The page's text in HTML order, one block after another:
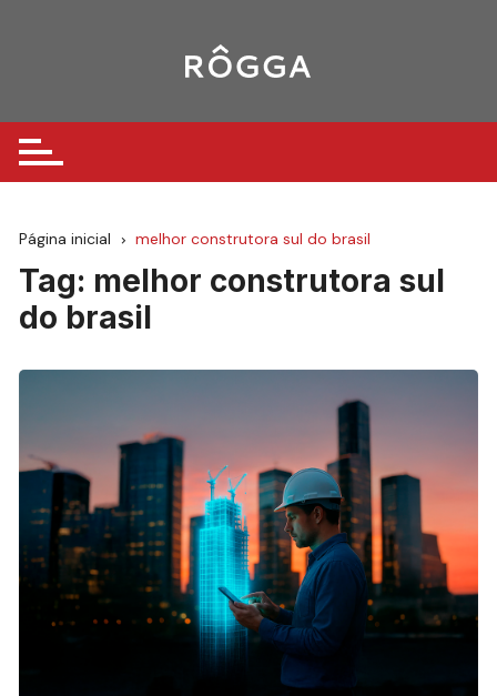
Página inicial melhor construtora sul do brasil
Tag: melhor construtora sul
do brasil